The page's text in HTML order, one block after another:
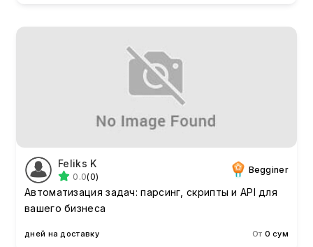
Feliks K
0.0(0)
Begginer
Автоматизация задач: парсинг, скрипты и API для
вашего бизнеса
дней на доставку От 0 сум